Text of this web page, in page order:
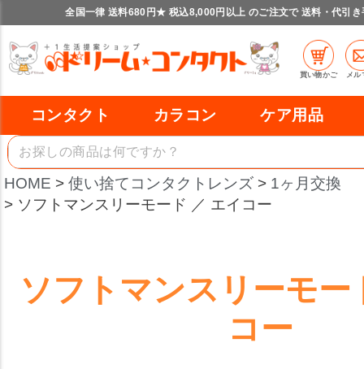
全国一律 送料680円★ 税込8,000円以上 のご注文で 送料・代引き
買い物かご メル
コンタクト カラコン ケア用品
HOME 使い捨てコンタクトレンズ
1ヶ月交換
ソフトマンスリーモード ／ エイコー
ソフトマンスリーモー
コー